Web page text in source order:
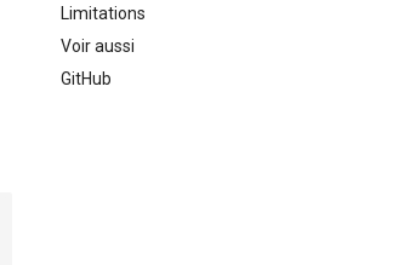
Limitations
Voir aussi
GitHub